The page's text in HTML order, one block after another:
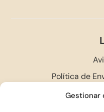
Gestionar
Política de
Política